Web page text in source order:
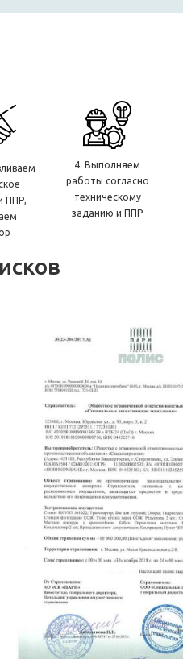
ППР,
4. Выполняем
работы согласно
техническому
заданию и ППР